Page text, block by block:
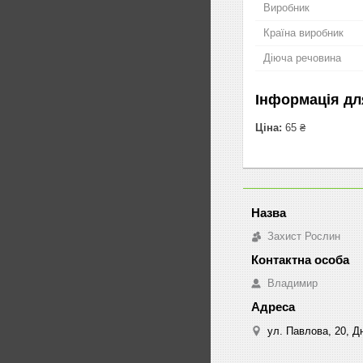
Виробник
Країна виробник
Діюча речовина
Інформація
Ціна: 65 ₴
Захист Рослин
Владимир
ул. Павлова, 20,